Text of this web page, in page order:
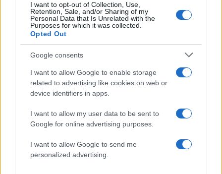
I want to opt-out of Collection, Use,
Retention, Sale, and/or Sharing of my
Personal Data that Is Unrelated with the
Purposes for which it was collected.
Opted Out
Google consents
I want to allow Google to enable storage
related to advertising like cookies on web or
device identifiers in apps.
I want to allow my user data to be sent to
Google for online advertising purposes.
I want to allow Google to send me
personalized advertising.
Πιο δημοφιλή
Έφυγαν οι συνεργάτες, μένει η Μαρία
«Ελπίδα για τη Δημοκρατία»
Σαμοθράκη: «Μαμά νόμιζες ότι δε θα σε
ξαναδώ;» – Τα πρώτα λόγια του 22χρονου
Βαλεντίνη Παπαδάκη για Κώστα Σόμμερ:
«Ανησυχώ μήπως ξεχνάει πόσο πολύ τον
χρειαζόμαστε»
Η βαθμολογία της UEFA μετά την ισοπαλία